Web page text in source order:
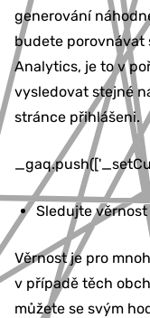
generování
budete porovnávat
Analytics, je to v
vysledovat stejné
stránce přihlášeni.
Sledujte
Věrnost je pro
v případě těch
můžete se svým